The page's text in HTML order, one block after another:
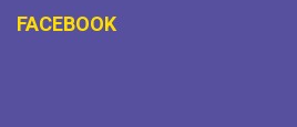
FACEBOOK